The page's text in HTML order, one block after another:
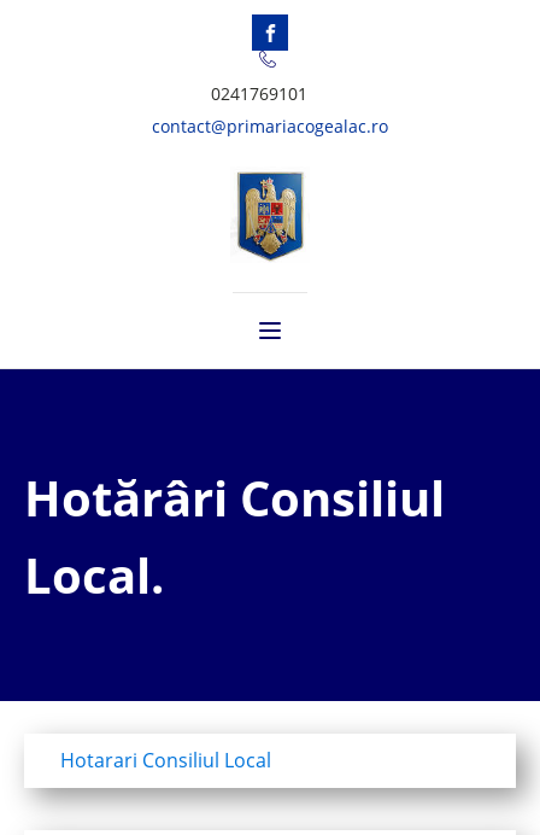
0241769101
contact@primariacogealac.ro
Hotărâri Consiliul
Local.
Hotarari Consiliul Local